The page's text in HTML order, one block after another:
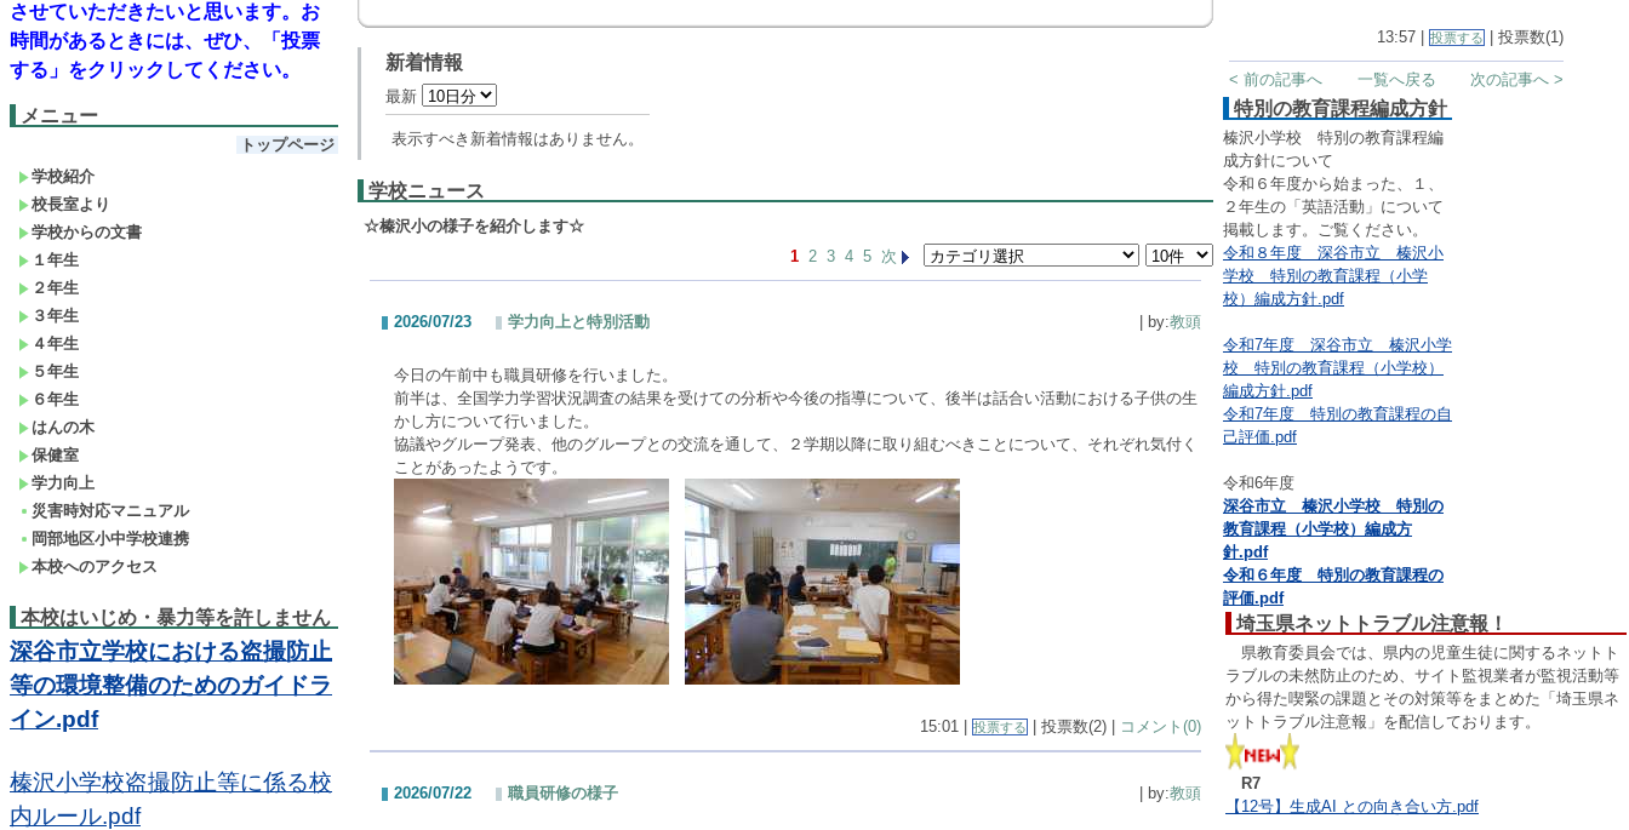
させていただきたいと思います。 お
時間があるときには、ぜひ、「投票
する」をクリックしてください。
メニュー
トップページ
学校紹介
校長室より
学校からの文書
１年生
２年生
３年生
４年生
５年生
６年生
はんの木
保健室
学力向上
災害時対応マニュアル
岡部地区小中学校連携
本校へのアクセス
本校はいじめ・暴力等を許しません
深谷市立学校における盗撮防止
等の環境整備のためのガイドラ
イン.pdf
榛沢小学校盗撮防止等に係る校
内ルール.pdf
新着情報
最新
表示すべき新着情報はありません。
学校ニュース
☆榛沢小の様子を紹介します☆
1 2 3 4 5 次
2026/07/23 学力向上と特別活動 | by:教頭
今日の午前中も職員研修を行いました。
前半は、全国学力学習状況調査の結果を受けての分析や今後の指導について、後半は話合い活動における子供の生
かし方について行いました。
協議やグループ発表、他のグループとの交流を通して、２学期以降に取り組むべきことについて、それぞれ気付く
ことがあったようです。
15:01 | 投票する | 投票数(2) | コメント(0)
2026/07/22 職員研修の様子 | by:教頭
13:57 | 投票する | 投票数(1)
< 前の記事へ 次の記事へ >
一覧へ戻る
特別の教育課程編成方針
榛沢小学校 特別の教育課程編
成方針について
令和６年度から始まった、１、
２年生の「英語活動」について
掲載します。ご覧ください。
令和８年度 深谷市立 榛沢小
学校 特別の教育課程（小学
校）編成方針.pdf
令和7年度 深谷市立 榛沢小学
校 特別の教育課程（小学校）
編成方針.pdf
令和7年度 特別の教育課程の自
己評価.pdf
令和6年度
深谷市立 榛沢小学校 特別の
教育課程（小学校）編成方
針.pdf
令和６年度 特別の教育課程の
評価.pdf
埼玉県ネットトラブル注意報！
県教育委員会では、県内の児童生徒に関するネットト
ラブルの未然防止のため、サイト監視業者が監視活動等
から得た喫緊の課題とその対策等をまとめた「埼玉県ネ
ットトラブル注意報」を配信しております。
R7
【12号】生成AI との向き合い方.pdf